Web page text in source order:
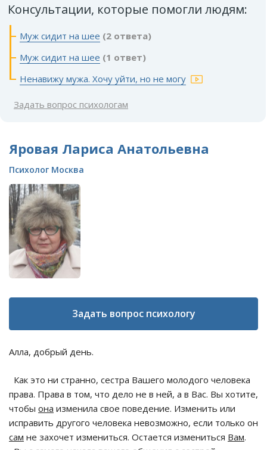
Консультации, которые помогли людям:
Муж сидит на шее (2 ответа)
Муж сидит на шее (1 ответ)
Ненавижу мужа. Хочу уйти, но не могу
Задать вопрос психологам
Яровая Лариса Анатольевна
Психолог Москва
Задать вопрос психологу
Алла, добрый день.
Как это ни странно, сестра Вашего молодого человека
права. Права в том, что дело не в ней, а в Вас. Вы хотите,
чтобы она изменила свое поведение. Изменить или
исправить другого человека невозможно, если только он
сам не захочет измениться. Остается измениться Вам.